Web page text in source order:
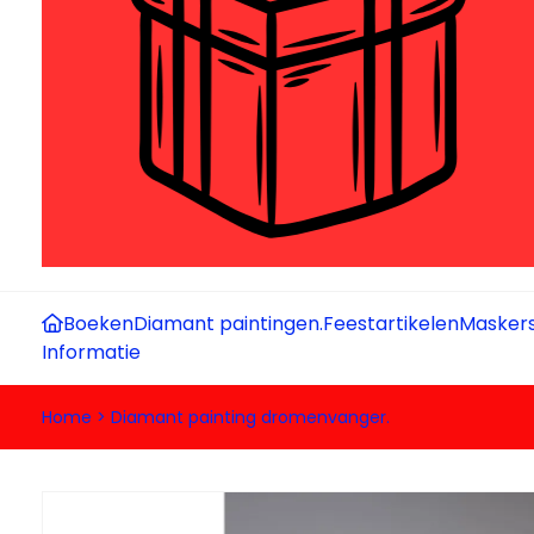
BoekenDiamant paintingen.Feestartikelen
Informatie
Home > Diamant painting dromenvanger.